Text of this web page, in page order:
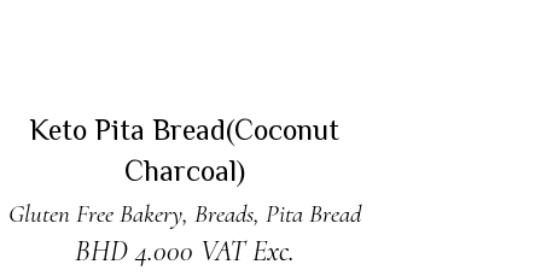
Sold
Keto Pita Bread(Coconut
Charcoal)
Gluten Free Bakery, Breads, Pita Bread
BHD4.000 VAT Exc.